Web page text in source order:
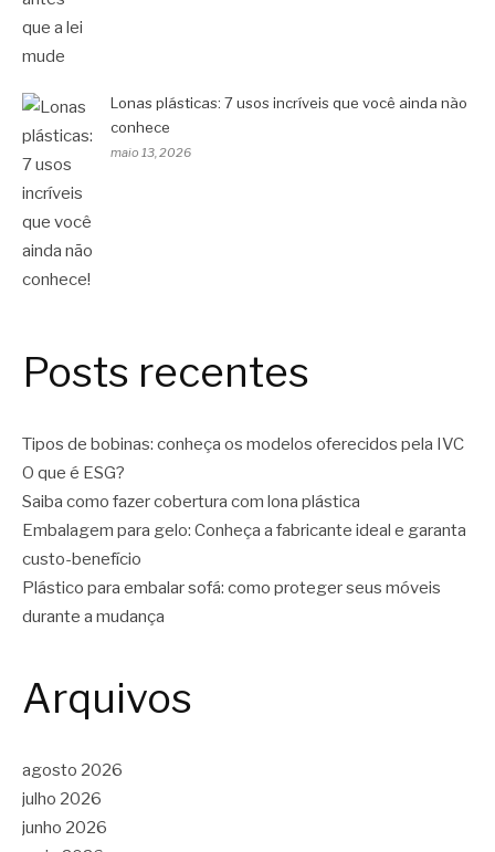
Lonas plásticas: 7 usos incríveis que você ainda não
conhece
maio 13, 2026
Posts recentes
Tipos de bobinas: conheça os modelos oferecidos pela IVC
O que é ESG?
Saiba como fazer cobertura com lona plástica
Embalagem para gelo: Conheça a fabricante ideal e garanta
custo-benefício
Plástico para embalar sofá: como proteger seus móveis
durante a mudança
Arquivos
agosto 2026
julho 2026
junho 2026